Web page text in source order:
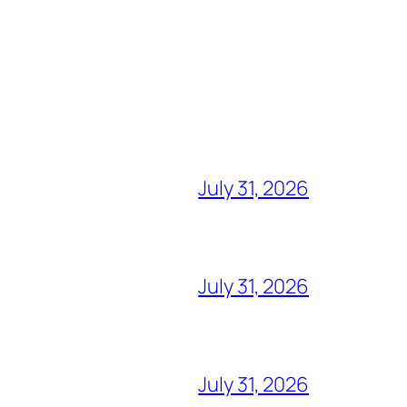
July 31, 2026
July 31, 2026
July 31, 2026